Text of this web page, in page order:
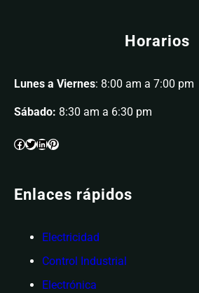
Horarios
Lunes a Viernes: 8:00 am a 7:00 pm
Sábado: 8:30 am a 6:30 pm
Enlaces rápidos
Electricidad
Control Industrial
Electrónica